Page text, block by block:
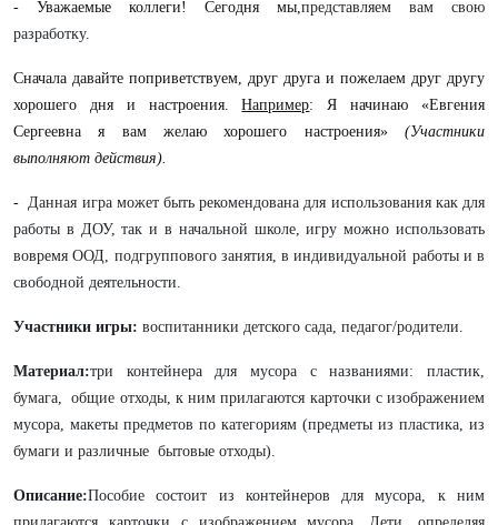
- Уважаемые коллеги! Сегодня мы,представляем вам свою
разработку.
Сначала давайте поприветствуем, друг друга и пожелаем друг другу
хорошего дня и настроения.Например: Я начинаю «Евгения
Сергеевна я вам желаю хорошего настроения» (Участники
выполняют действия).
- Данная игра может быть рекомендована для использования как для
работы в ДОУ, так и в начальной школе, игру можно использовать
вовремя ООД, подгруппового занятия, в индивидуальной работы и в
свободной деятельности.
Участники игры: воспитанники детского сада, педагог/родители.
Материал:три контейнера для мусора с названиями: пластик,
бумага, общие отходы, к ним прилагаются карточки с изображением
мусора, макеты предметов по категориям (предметы из пластика, из
бумаги и различные бытовые отходы).
Описание:Пособие состоит из контейнеров для мусора, к ним